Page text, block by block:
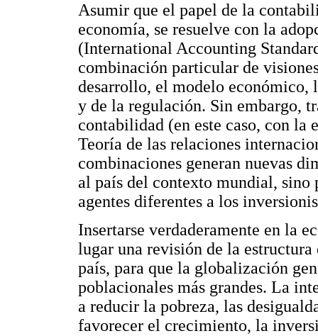
Asumir que el papel de la
economía, se resuelve con la
(International Accounting
combinación particular de
desarrollo, el modelo
y de la regulación. Sin embargo,
contabilidad (en este caso, con la
Teoría de las relaciones
combinaciones generan nuevas
al país del contexto mundial,
agentes diferentes a los
Insertarse verdaderamente en la
lugar una revisión de la
país, para que la globalización
poblacionales más grandes. La
a reducir la pobreza, las
favorecer el crecimiento, la